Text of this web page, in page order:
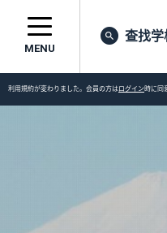
MENU
查找学
利用規約が変わりました。会員の方はログイン時に同